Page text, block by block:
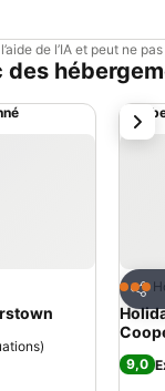
de l’IA et peut ne
des
)
3
9,0